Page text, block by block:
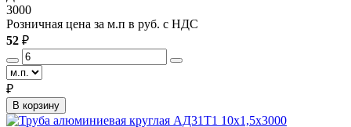
3000
Розничная цена за м.п в руб. с НДС
52 ₽
₽
В корзину